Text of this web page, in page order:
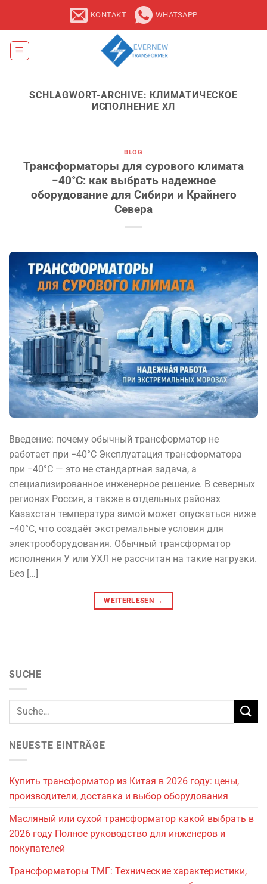
KONTAKT WHATSAPP
SCHLAGWORT-ARCHIVE: КЛИМАТИЧЕСКОЕ
ИСПОЛНЕНИЕ ХЛ
BLOG
Трансформаторы для сурового климата
−40°C: как выбрать надежное
оборудование для Сибири и Крайнего
Севера
Введение: почему обычный трансформатор не
работает при −40°C Эксплуатация трансформатора
при −40°C — это не стандартная задача, а
специализированное инженерное решение. В северных
регионах Россия, а также в отдельных районах
Казахстан температура зимой может опускаться ниже
−40°C, что создаёт экстремальные условия для
электрооборудования. Обычный трансформатор
исполнения У или УХЛ не рассчитан на такие нагрузки.
Без […]
WEITERLESEN →
SUCHE
NEUESTE EINTRÄGE
Купить трансформатор из Китая в 2026 году: цены,
производители, доставка и выбор оборудования
Масляный или сухой трансформатор какой выбрать в
2026 году Полное руководство для инженеров и
покупателей
Трансформаторы ТМГ: Технические характеристики,